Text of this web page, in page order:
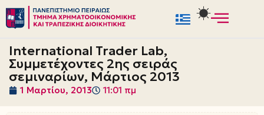
Μεταπηδήστε
στο
περιεχόμενο
International Trader Lab,
Συμμετέχοντες 2ης σειράς
σεμιναρίων, Μάρτιος 2013
1 Μαρτίου, 2013 11:01 πμ